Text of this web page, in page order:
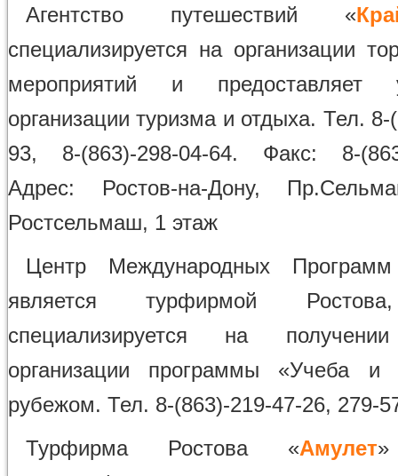
Агентство путешествий «
специализируется на организации
мероприятий и предоставляет
организации туризма и отдыха. Тел.
93, 8-(863)-298-04-64. Факс: 8-
Адрес: Ростов-на-Дону,
Ростсельмаш, 1 этаж
Центр Международных
является турфирмой
специализируется на
организации программы «Учеба и
рубежом. Тел. 8-(863)-219-47-26, 279-
Турфирма Ростова «Амулет»